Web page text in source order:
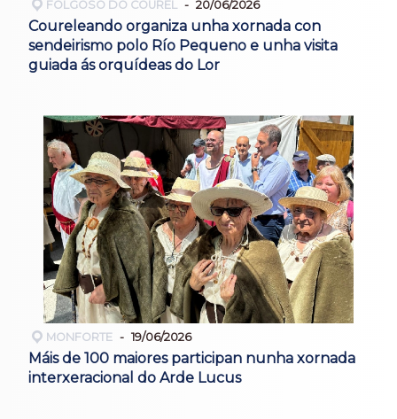
FOLGOSO DO COUREL 20/06/2026
Coureleando organiza unha xornada con
sendeirismo polo Río Pequeno e unha visita
guiada ás orquídeas do Lor
MONFORTE 19/06/2026
Máis de 100 maiores participan nunha xornada
interxeracional do Arde Lucus